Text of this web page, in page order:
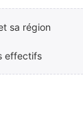
sa région
effectifs